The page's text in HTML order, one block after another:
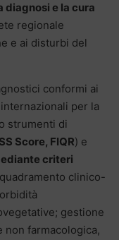
diagnosi e la cura
regionale
e ai disturbi del
conformi ai
per la
strumenti di
Score, FIQR) e
criteri
clinico-
gestione
non farmacologica,